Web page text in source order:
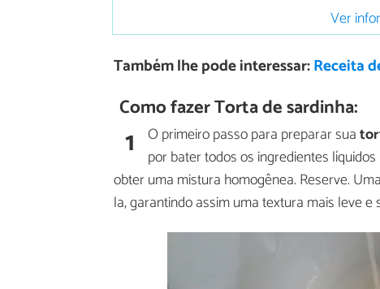
Ver
Também lhe pode interessar:Receita
Como fazer Torta de sardinha:
1 O primeiro passo para preparar sua
por bater todos os ingredientes
obter uma mistura homogênea. Reserve.
la, garantindo assim uma textura mais leve e